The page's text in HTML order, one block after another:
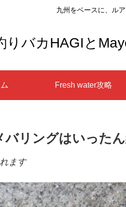
九州をベースに、ル
りバカHAGIと
Fresh water攻略
バリングはいった
ます